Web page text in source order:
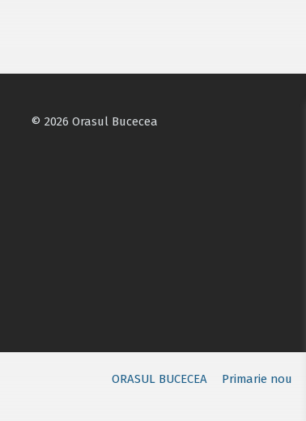
© 2026 Orasul Bucecea
ORASUL BUCECEA Primarie nou